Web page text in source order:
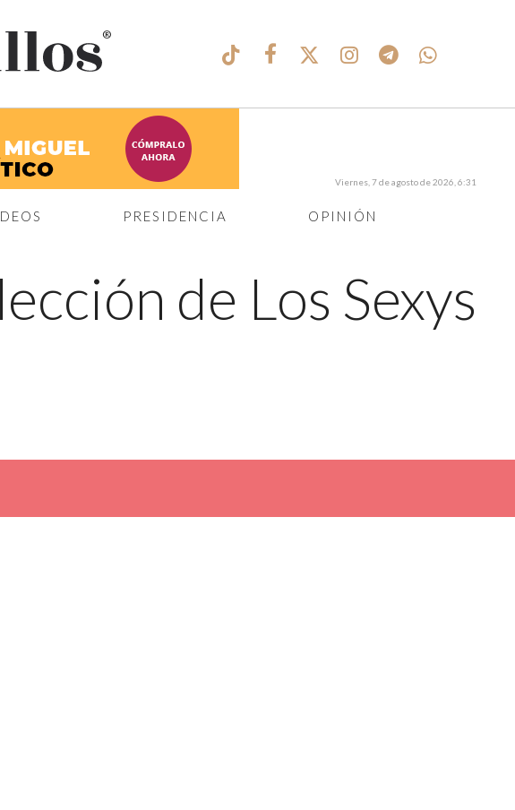
®
PRESIDENCIA OPINIÓN
Viernes, 7 de agosto de 2026, 6:31
de Los Sexys